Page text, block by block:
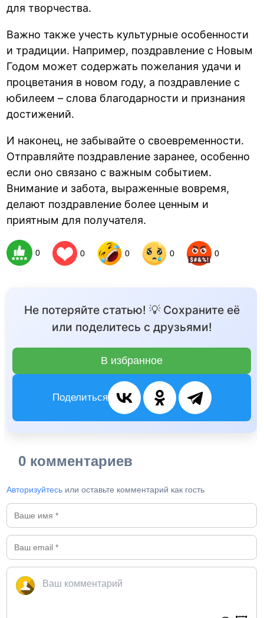
для творчества.
Важно также учесть культурные особенности
и традиции. Например, поздравление с Новым
Годом может содержать пожелания удачи и
процветания в новом году, а поздравление с
юбилеем – слова благодарности и признания
достижений.
И наконец, не забывайте о своевременности.
Отправляйте поздравление заранее, особенно
если оно связано с важным событием.
Внимание и забота, выраженные вовремя,
делают поздравление более ценным и
приятным для получателя.
0 0 0 0 0
Не потеряйте статью! 💡 Сохраните её
или поделитесь с друзьями!
В избранное
Поделиться
0 комментариев
Авторизуйтесь или оставьте комментарий как гость